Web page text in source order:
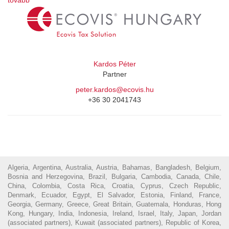
Kardos Péter
Partner
peter.kardos@ecovis.hu
+36 30 2041743
Algeria, Argentina, Australia, Austria, Bahamas, Bangladesh, Belgium,
Bosnia and Herzegovina, Brazil, Bulgaria, Cambodia, Canada, Chile,
China, Colombia, Costa Rica, Croatia, Cyprus, Czech Republic,
Denmark, Ecuador, Egypt, El Salvador, Estonia, Finland, France,
Georgia, Germany, Greece, Great Britain, Guatemala, Honduras, Hong
Kong, Hungary, India, Indonesia, Ireland, Israel, Italy, Japan, Jordan
(associated partners), Kuwait (associated partners), Republic of Korea,